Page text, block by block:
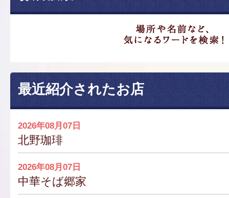
最近紹介されたお店
2026年08月07日
北野珈琲
2026年08月07日
中華そば郷家